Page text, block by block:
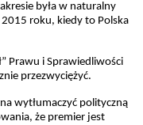
była w naturalny
roku, kiedy to Polska
Prawu i Sprawiedliwości
przezwyciężyć.
wytłumaczyć polityczną
że premier jest